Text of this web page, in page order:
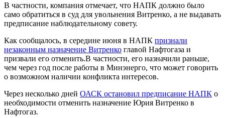
В частности, компания отмечает, что НАПК должно было
само обратиться в суд для увольнения Витренко, а не выдавать
предписание наблюдательному совету.
Как сообщалось, в середине июня в НАПК признали
незаконным назначение Витренко главой Нафтогаза и
призвали его отменить.В частности, его назначили раньше,
чем через год после работы в Минэнерго, что может говорить
о возможном наличии конфликта интересов.
Через несколько дней ОАСК остановил предписание НАПК о
необходимости отменить назначение Юрия Витренко в
Нафтогаз.